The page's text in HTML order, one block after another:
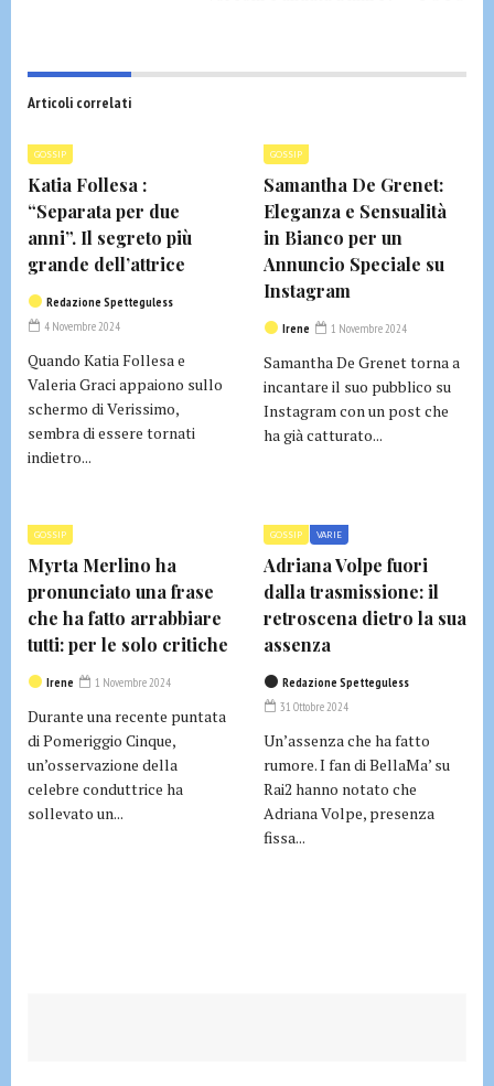
Articoli correlati
GOSSIP
Katia Follesa :
“Separata per due
anni”. Il segreto più
grande dell’attrice
Redazione Spetteguless
4 Novembre 2024
Quando Katia Follesa e
Valeria Graci appaiono sullo
schermo di Verissimo,
sembra di essere tornati
indietro...
GOSSIP
Samantha De Grenet:
Eleganza e Sensualità
in Bianco per un
Annuncio Speciale su
Instagram
Irene 1 Novembre 2024
Samantha De Grenet torna a
incantare il suo pubblico su
Instagram con un post che
ha già catturato...
GOSSIP
Myrta Merlino ha
pronunciato una frase
che ha fatto arrabbiare
tutti: per le solo critiche
Irene 1 Novembre 2024
Durante una recente puntata
di Pomeriggio Cinque,
un’osservazione della
celebre conduttrice ha
sollevato un...
GOSSIP VARIE
Adriana Volpe fuori
dalla trasmissione: il
retroscena dietro la sua
assenza
Redazione Spetteguless
31 Ottobre 2024
Un’assenza che ha fatto
rumore. I fan di BellaMa’ su
Rai2 hanno notato che
Adriana Volpe, presenza
fissa...